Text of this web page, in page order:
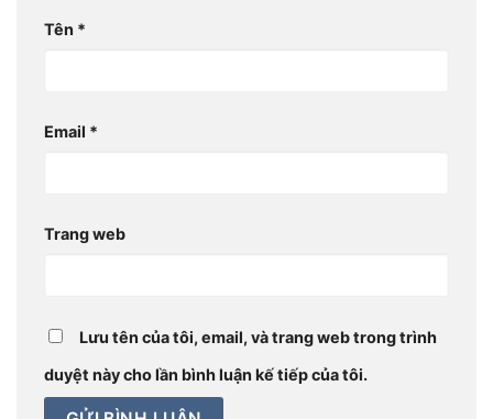
Tên *
Email *
Trang web
Lưu tên của tôi, email, và trang web trong trình
duyệt này cho lần bình luận kế tiếp của tôi.